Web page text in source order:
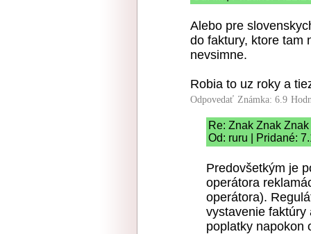
Alebo pre
do faktury, ktore tam
nevsimne.
Robia to uz roky a
Odpovedať Známka: 6.9
Re: Znak Znak
Od: ruru | Pridané:
Predovšetkým je
operátora
operátora).
vystavenie faktúry
poplatky napokon